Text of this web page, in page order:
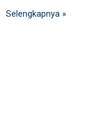
Selengkapnya »